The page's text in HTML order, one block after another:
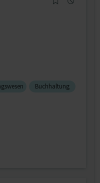
Buchhaltung